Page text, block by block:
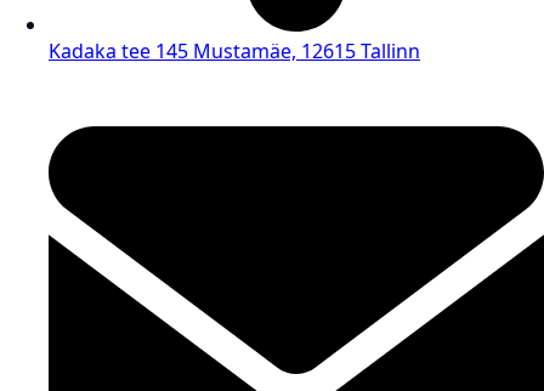
Kadaka tee 145 Mustamäe, 12615 Tallinn